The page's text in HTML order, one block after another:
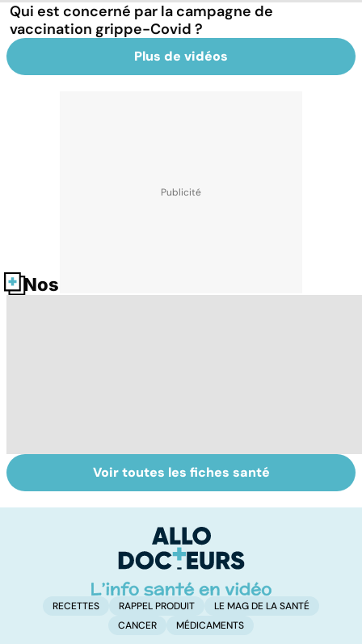
Qui est concerné par la campagne de
vaccination grippe-Covid ?
Plus de vidéos
Nos fiches santé
Tout savoir sur
les infections
Covid-19 : tout
savoir sur la
Voir toutes les fiches santé
RECETTES RAPPEL PRODUIT
LE MAG DE LA SANTÉ
CANCER
MÉDICAMENTS